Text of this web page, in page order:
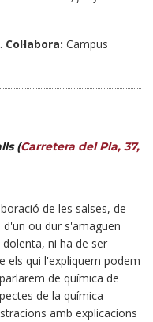
Col·labora: Campus
(Carretera del Pla, 37,
de les salses, de
ou dur s'amaguen
ni ha de ser
els qui l'expliquem podem
de química de
de la química
amb explicacions